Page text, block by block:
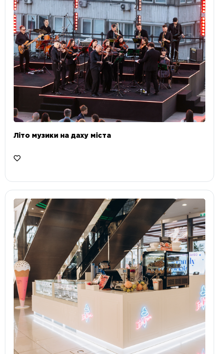
Літо музики на даху міста